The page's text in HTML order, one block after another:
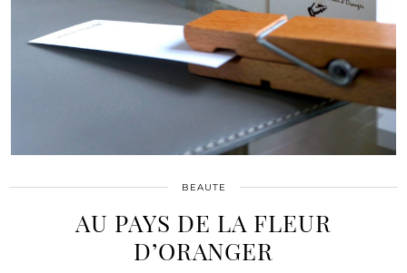
BEAUTE
AU PAYS DE LA FLEUR
D’ORANGER